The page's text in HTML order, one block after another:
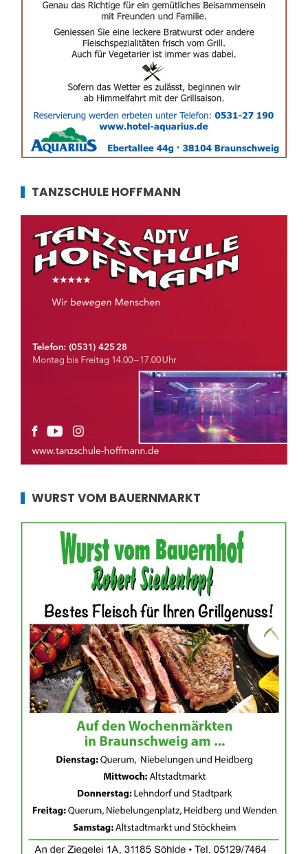
TANZSCHULE HOFFMANN
WURST VOM BAUERNMARKT